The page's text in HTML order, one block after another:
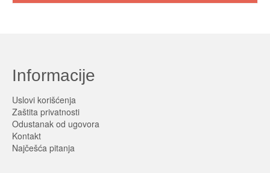
Informacije
Uslovi korišćenja
Zaštita privatnosti
Odustanak od ugovora
Kontakt
Najčešća pitanja